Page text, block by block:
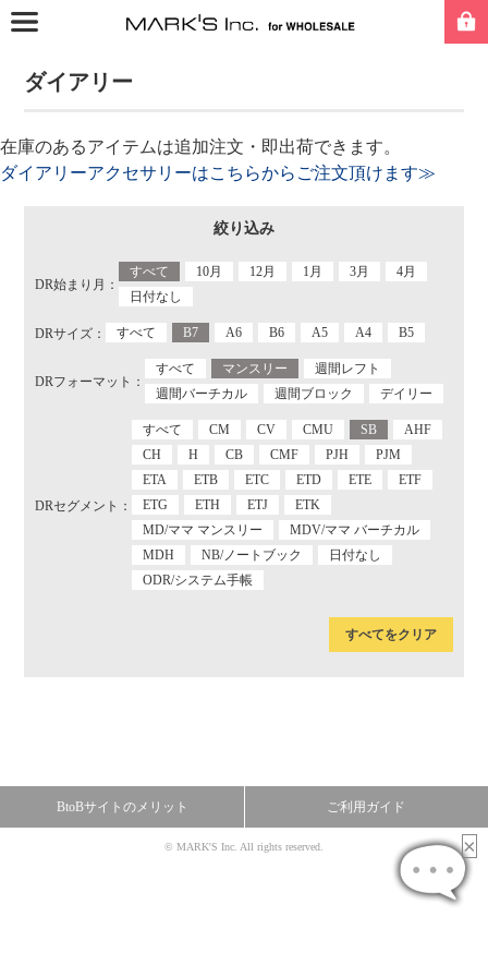
ダイアリー
在庫のあるアイテムは追加注文・即出荷できます。
ダイアリーアクセサリーはこちらからご注文頂けます≫
絞り込み
DR始まり月：
すべて 10月 12月 1月 3月
4月
日付なし
DRサイズ： すべて B7 A6 B6 A5 A4 B5
DRフォーマット：
すべて マンスリー
週間レフト
週間バーチカル
週間ブロック デイリー
DRセグメント：
すべて CM CV CMU SB
AHF
CH
H CB CMF PJH
PJM
ETA
ETB ETC ETD ETE
ETF
ETG
ETH ETJ
ETK
MD/ママ マンスリー
MDV/ママ バーチカル
MDH
NB/ノートブック
日付なし
ODR/システム手帳
すべてをクリア
BtoBサイトのメリット ご利用ガイド
© MARK'S Inc. All rights reserved.